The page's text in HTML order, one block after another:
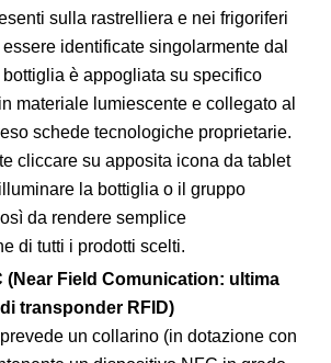
sulla rastrelliera e nei frigoriferi
identificate singolarmente dal
è appogliata su specifico
materiale lumiescente e collegato al
schede tecnologiche proprietarie.
cliccare su apposita icona da tablet
la bottiglia o il gruppo
da rendere semplice
di tutti i prodotti scelti.
(Near Field Comunication: ultima
transponder RFID)
un collarino (in dotazione con